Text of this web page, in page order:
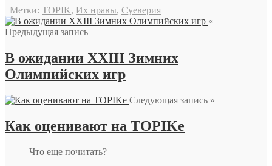
Метки: TOPIK, Их нравы, Суеверия
«
Предыдущая запись
В ожидании XXIII Зимних
Олимпийских игр
Следующая запись »
Как оценивают на TOPIKe
Что еще почитать?